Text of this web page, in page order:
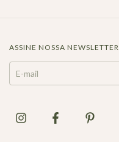
ASSINE NOSSA NEWSLETTER